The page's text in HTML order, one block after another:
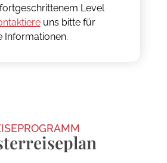
Level
uns bitte für
Informationen.